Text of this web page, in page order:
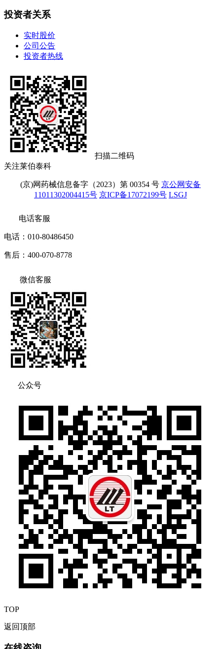
投资者关系
实时股价
公司公告
投资者热线
扫描二维码
关注莱伯泰科
(京)网药械信息备字（2023）第 00354 号 京公网安备
11011302004415号 京ICP备17072199号 LSGJ
电话客服
电话：010-80486450
售后：400-070-8778
微信客服
公众号
TOP
返回顶部